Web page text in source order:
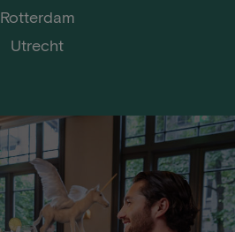
Rotterdam
Utrecht